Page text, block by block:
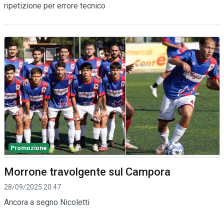
ripetizione per errore tecnico
Promozione
Morrone travolgente sul Campora
28/09/2025 20:47
Ancora a segno Nicoletti